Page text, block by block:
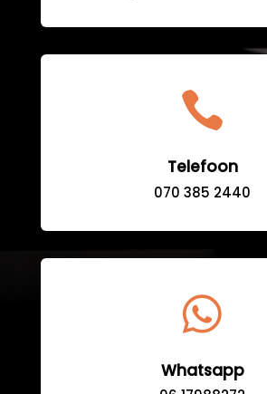

Telefoon
070 385 2440

Whatsapp